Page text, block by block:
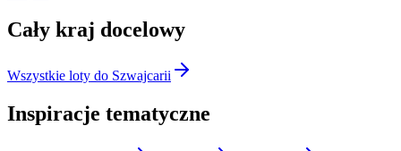
Cały kraj docelowy
Wszystkie loty do Szwajcarii
Inspiracje tematyczne